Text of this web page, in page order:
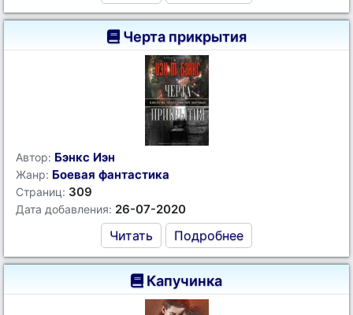
Черта прикрытия
Автор: Бэнкс Иэн
Жанр: Боевая фантастика
Страниц: 309
Дата добавления: 26-07-2020
Читать Подробнее
Капучинка